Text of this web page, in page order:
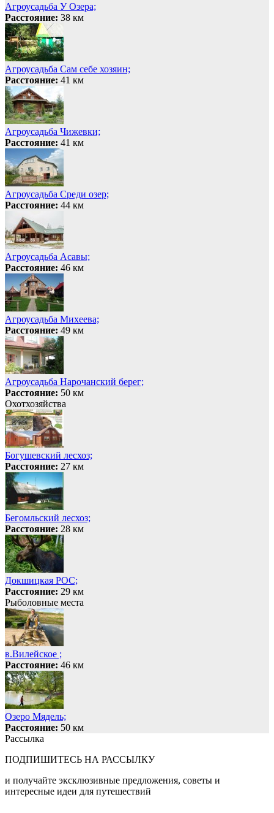
Агроусадьба У Озера;
Расстояние: 38 км
Агроусадьба Сам себе хозяин;
Расстояние: 41 км
Агроусадьба Чижевки;
Расстояние: 41 км
Агроусадьба Среди озер;
Расстояние: 44 км
Агроусадьба Асавы;
Расстояние: 46 км
Агроусадьба Михеева;
Расстояние: 49 км
Агроусадьба Нарочанский берег;
Расстояние: 50 км
Охотхозяйства
Богушевский лесхоз;
Расстояние: 27 км
Бегомльский лесхоз;
Расстояние: 28 км
Докшицкая РОС;
Расстояние: 29 км
Рыболовные места
в.Вилейское ;
Расстояние: 46 км
Озеро Мядель;
Расстояние: 50 км
Рассылка
ПОДПИШИТЕСЬ НА РАССЫЛКУ
и получайте эксклюзивные предложения, советы и
интересные идеи для путешествий